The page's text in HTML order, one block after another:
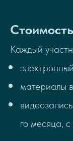
Каждый
материалы
го месяца,